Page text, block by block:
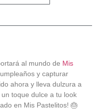
al mundo de Mis
y capturar
ahora y lleva dulzura a
toque dulce a tu look
en Mis Pastelitos! 🎂